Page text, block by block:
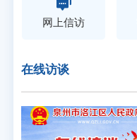
网上信访
在线访谈